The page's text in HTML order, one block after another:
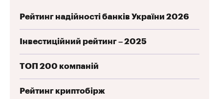
Рейтинг надійності банків України 2026
Інвестиційний рейтинг – 2025
ТОП 200 компаній
Рейтинг криптобірж